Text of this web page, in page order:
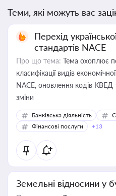
Теми, які можуть вас
Перехід
стандартів NACE
Про що тема: Тема охоплює
класифікації видів
NACE, оновлення кодів КВЕД
зміни
Банківська діяльність
Фінансові послуги
+13
Земельні відносини у